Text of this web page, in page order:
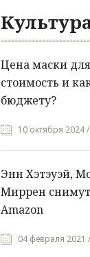
Цена маски для
стоимость и
бюджету?
10 октября 2024
Энн Хэтэуэй,
Миррен
Amazon
04 февраля 2021